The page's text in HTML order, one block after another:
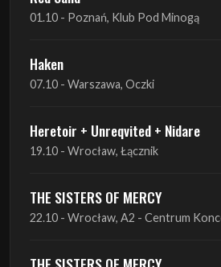
Heretoir + Unreqvited + Nidare
THE SISTERS OF MERCY
22.10 - Wrocław, A2 - Centrum
THE SISTERS OF MERCY
Lone Assembly